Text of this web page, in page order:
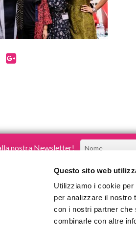
Questo sito web
Utilizziamo i cookie
per analizzare il nostro
con i nostri partner che
combinarle con altre
nostra Newsletter!
Network